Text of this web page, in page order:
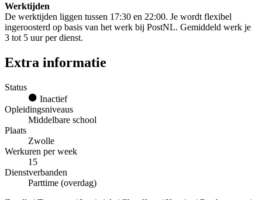
Werktijden
De werktijden liggen tussen 17:30 en 22:00. Je wordt flexibel
ingeroosterd op basis van het werk bij PostNL. Gemiddeld werk je
3 tot 5 uur per dienst.
Extra informatie
Status
Inactief
Opleidingsniveaus
Middelbare school
Plaats
Zwolle
Werkuren per week
15
Dienstverbanden
Parttime (overdag)